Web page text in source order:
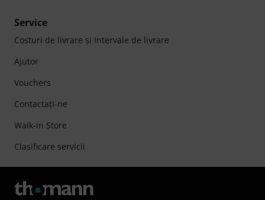
Service
Costuri de livrare şi Intervale de livrare
Ajutor
Vouchers
Contactaţi-ne
Walk-in Store
Clasificare servicii